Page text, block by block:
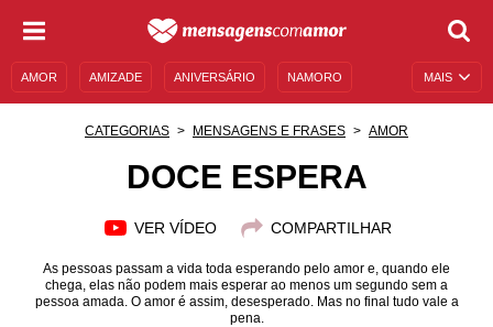
MAIS
AMOR AMIZADE ANIVERSÁRIO NAMORO
CATEGORIAS MENSAGENS E FRASES AMOR
DOCE ESPERA
VER VÍDEO COMPARTILHAR
As pessoas passam a vida toda esperando pelo amor e, quando ele
chega, elas não podem mais esperar ao menos um segundo sem a
pessoa amada. O amor é assim, desesperado. Mas no final tudo vale a
pena.